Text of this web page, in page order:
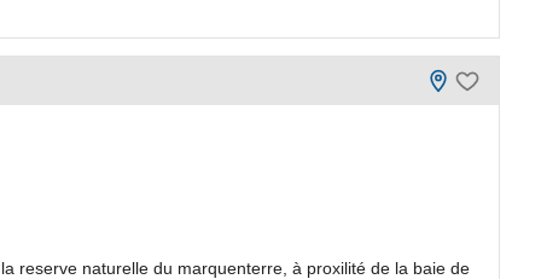
reserve naturelle du marquenterre, à proxilité de la baie de